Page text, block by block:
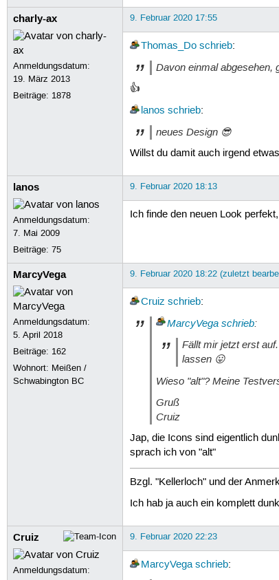
charly-ax
Anmeldungsdatum:
19. März 2013
Beiträge: 1878
9. Februar 2020 17:55
Thomas_Do schrieb:
Davon einmal abgesehen,
👍
lanos schrieb:
neues Design 😎
Willst du damit auch irgend
lanos
Anmeldungsdatum:
7. Mai 2009
Beiträge:75
9. Februar 2020 18:13
Ich finde den neuen Look
MarcyVega
Anmeldungsdatum:
5. April 2018
Beiträge: 162
Wohnort: Meißen /
Schwabington BC
9. Februar 2020 18:22 (zuletzt
Cruiz schrieb:
MarcyVega schrieb:
Fällt mir jetzt erst
lassen 😛
Wieso "alt"? Meine
Gruß
Cruiz
Jap, die Icons sind eigentlich
sprach ich von "alt"
Bzgl. "Kellerloch" und der
Ich hab ja auch ein komplett
Cruiz
Anmeldungsdatum:
9. Februar 2020 22:23
MarcyVega schrieb: